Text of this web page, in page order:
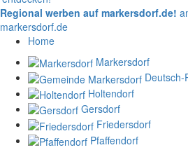
Regional werben auf markersdorf.de!
markersdorf.de
Home
Markersdorf
Deutsch-
Holtendorf
Gersdorf
Friedersdorf
Pfaffendorf